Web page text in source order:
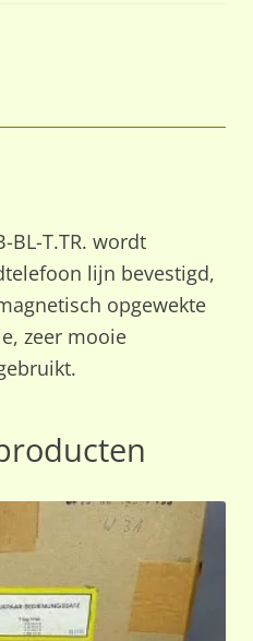
BL-T.TR. wordt
lijn bevestigd,
opgewekte
zeer mooie